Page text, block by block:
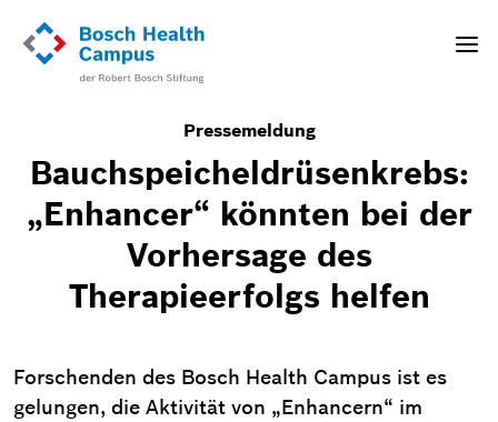
Toggle
Pressemeldung
Bauchspeicheldrüsenkrebs:
„Enhancer“ könnten bei der
Vorhersage des
Therapieerfolgs helfen
Forschenden des Bosch Health Campus ist es
gelungen, die Aktivität von „Enhancern“ im